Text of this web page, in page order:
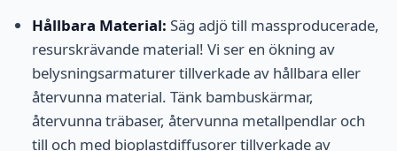
Hållbara Material: Säg adjö till massproducerade,
resurskrävande material! Vi ser en ökning av
belysningsarmaturer tillverkade av hållbara eller
återvunna material. Tänk bambuskärmar,
återvunna träbaser, återvunna metallpendlar och
till och med bioplastdiffusorer tillverkade av